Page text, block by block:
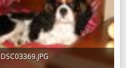
DSC03369.JPG